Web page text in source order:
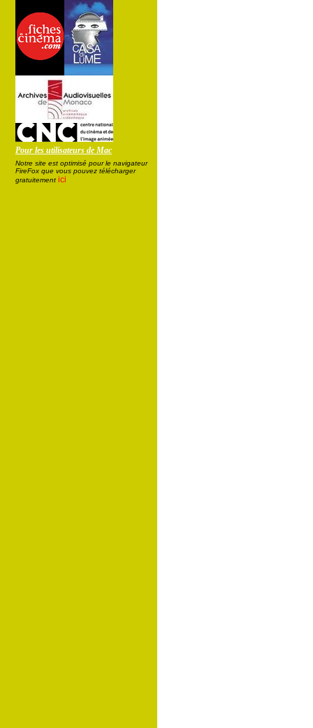
Pour les utilisateurs de Mac
Notre site est optimisé pour le navigateur
FireFox que vous pouvez télécharger
gratuitement ici